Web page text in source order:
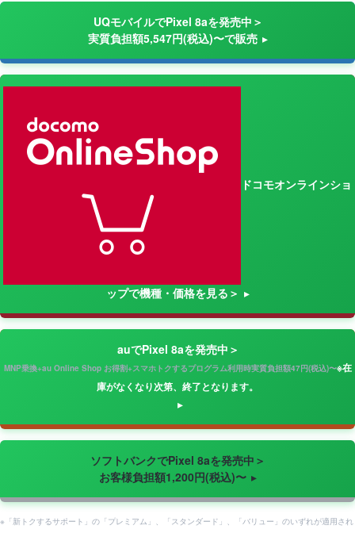
UQモバイルでPixel 8aを発売中＞
実質負担額5,547円(税込)〜で販売
ドコモオンラインショ
ップで機種・価格を見る＞
auでPixel 8aを発売中＞
MNP乗換+au Online Shop お得割+スマホトクするプログラム利用時実質負担額47円(税込)〜※在
庫がなくなり次第、終了となります。
ソフトバンクでPixel 8aを発売中＞
お客様負担額1,200円(税込)〜
※「新トクするサポート」の「プレミアム」、「スタンダード」、「バリュー」のいずれが適用され